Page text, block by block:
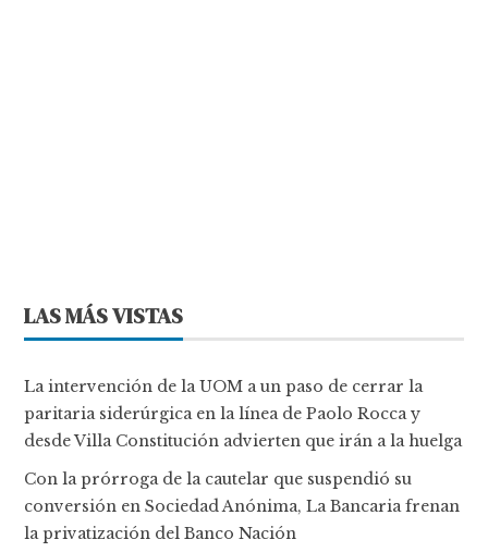
LAS MÁS VISTAS
La intervención de la UOM a un paso de cerrar la
paritaria siderúrgica en la línea de Paolo Rocca y
desde Villa Constitución advierten que irán a la huelga
Con la prórroga de la cautelar que suspendió su
conversión en Sociedad Anónima, La Bancaria frenan
la privatización del Banco Nación